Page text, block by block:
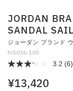
JORDAN
SANDAL
ジョーダン ブランド
fn5036-100
3.2 (6)
¥13,420